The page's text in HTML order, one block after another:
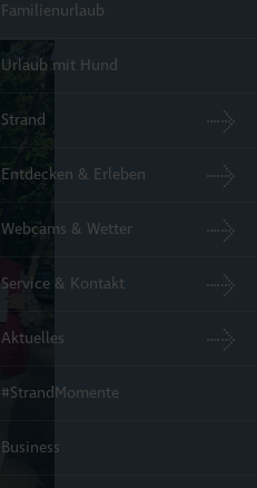
Familienurlaub
Urlaub mit Hund
Strand
Entdecken & Erleben
Webcams & Wetter
Service & Kontakt
Aktuelles
#StrandMomente
Business